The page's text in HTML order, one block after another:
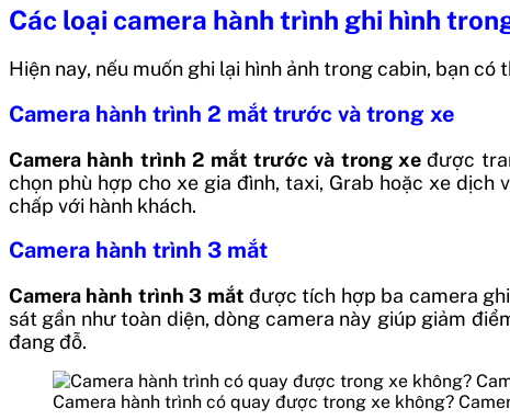
Các loại camera hành trình ghi hình
Hiện nay, nếu muốn ghi lại hình ảnh trong cabin, bạn
Camera hành trình 2 mắt trước và trong xe
Camera hành trình 2 mắt trước và trong xe được
chọn phù hợp cho xe gia đình, taxi, Grab hoặc xe
chấp với hành khách.
Camera hành trình 3 mắt
Camera hành trình 3 mắt được tích hợp ba camera
sát gần như toàn diện, dòng camera này giúp giảm
đang đỗ.
Camera hành trình có quay được trong xe không?